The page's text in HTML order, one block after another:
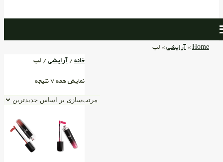
Home
» آرایشی » لب
خانه / آرایشی / لب
نمایش همه 7 نتیجه